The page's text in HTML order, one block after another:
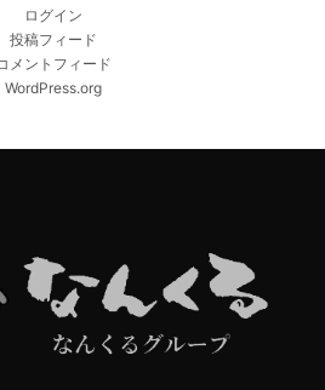
ログイン
投稿フィード
メントフィード
WordPress.org